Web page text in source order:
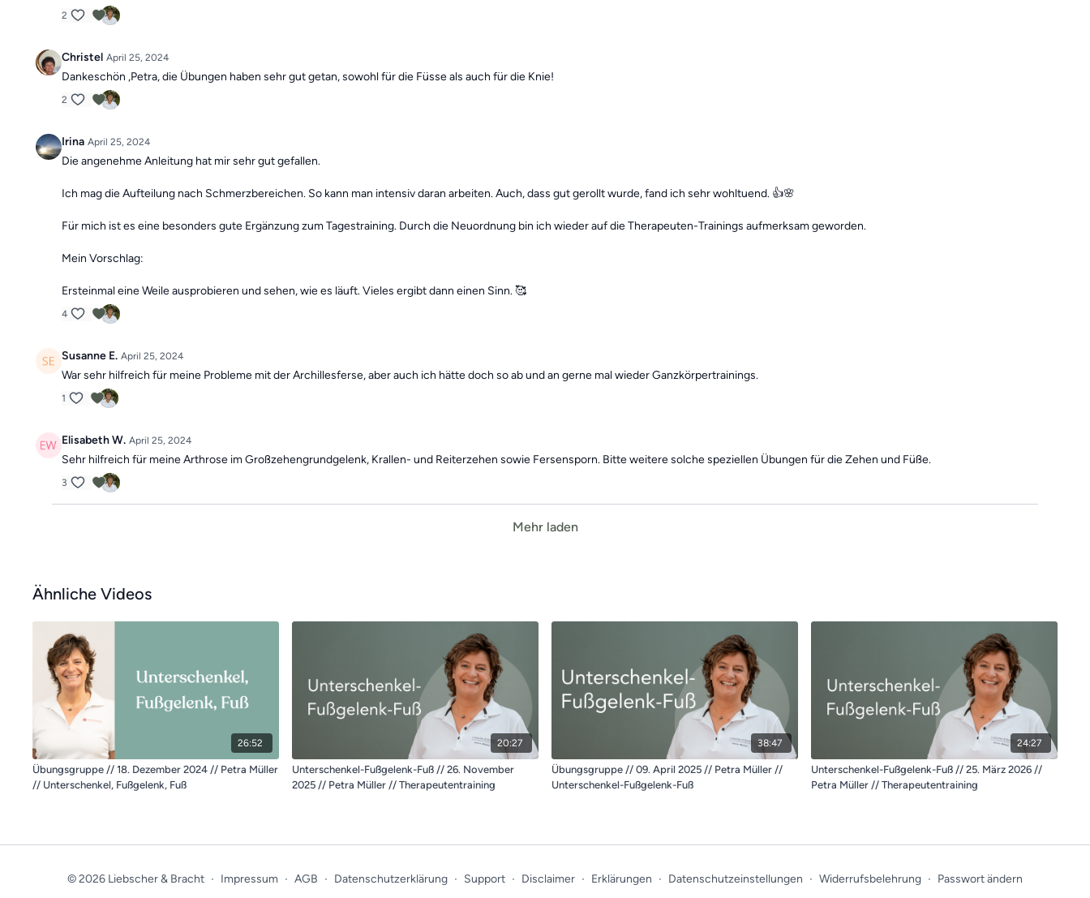
2
Christel April 25, 2024
Dankeschön ,Petra, die Übungen haben sehr gut getan, sowohl für die Füsse als auch für die Knie!
2
Irina April 25, 2024
Die angenehme Anleitung hat mir sehr gut gefallen.
Ich mag die Aufteilung nach Schmerzbereichen. So kann man intensiv daran arbeiten. Auch, dass gut gerollt wurde, fand ich sehr wohltuend. 👍🌸
Für mich ist es eine besonders gute Ergänzung zum Tagestraining. Durch die Neuordnung bin ich wieder auf die Therapeuten-Trainings aufmerksam geworden.
Mein Vorschlag:
Ersteinmal eine Weile ausprobieren und sehen, wie es läuft. Vieles ergibt dann einen Sinn. 🥰
4
Susanne E. April 25, 2024
War sehr hilfreich für meine Probleme mit der Archillesferse, aber auch ich hätte doch so ab und an gerne mal wieder Ganzkörpertrainings.
1
Elisabeth W. April 25, 2024
Sehr hilfreich für meine Arthrose im Großzehengrundgelenk, Krallen- und Reiterzehen sowie Fersensporn. Bitte weitere solche speziellen Übungen für die Zehen und Füße.
3
Mehr laden
Ähnliche Videos
26:52
Übungsgruppe // 18. Dezember 2024 // Petra Müller
// Unterschenkel, Fußgelenk, Fuß
20:27
Unterschenkel-Fußgelenk-Fuß // 26. November
2025 // Petra Müller // Therapeutentraining
38:47
Übungsgruppe // 09. April 2025 // Petra Müller //
Unterschenkel-Fußgelenk-Fuß
24:27
Unterschenkel-Fußgelenk-Fuß // 25. März 2026 //
Petra Müller // Therapeutentraining
© 2026 Liebscher & Bracht ∙ Impressum ∙ AGB ∙ Datenschutzerklärung ∙ Support ∙ Disclaimer ∙ Erklärungen ∙ Datenschutzeinstellungen ∙ Widerrufsbelehrung ∙ Passwort ändern